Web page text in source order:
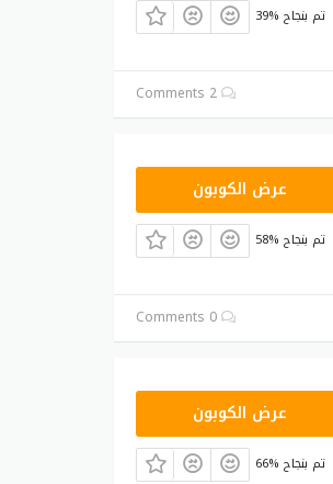
39% تم بنجاح
عرض الكوبون
58% تم بنجاح
عرض الكوبون
66% تم بنجاح